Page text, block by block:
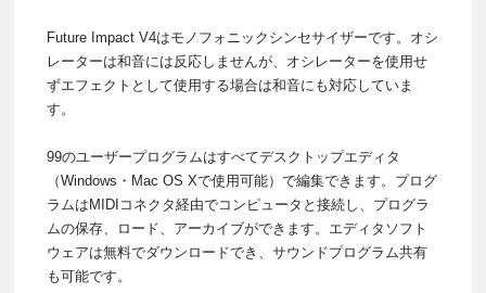
Future Impact V4はモノフォニックシンセサイザーです。オシ
レーターは和音には反応しませんが、オシレーターを使用せ
ずエフェクトとして使用する場合は和音にも対応していま
す。
99のユーザープログラムはすべてデスクトップエディタ
（Windows・Mac OS Xで使用可能）で編集できます。プログ
ラムはMIDIコネクタ経由でコンピュータと接続し、プログラ
ムの保存、ロード、アーカイブができます。エディタソフト
ウェアは無料でダウンロードでき、サウンドプログラム共有
も可能です。